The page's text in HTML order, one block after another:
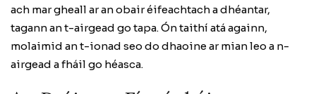
ach mar gheall ar an obair éifeachtach a dhéantar,
tagann an t-airgead go tapa. Ón taithí atá againn,
molaimid an t-ionad seo do dhaoine ar mian leo a n-
airgead a fháil go héasca.